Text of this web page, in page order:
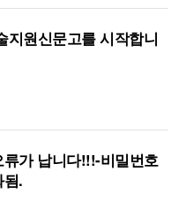
지원신문고를 시작합니
가 납니다!!!-비밀번호
.